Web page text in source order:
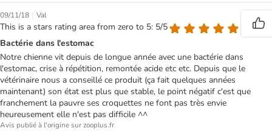
09/11/18 | Val
This is a stars rating area from zero to 5: 5/5
Bactérie dans l'estomac
Notre chienne vit depuis de longue année avec une bactérie dans
l'estomac, crise à répétition, remontée acide etc etc. Depuis que le
vétérinaire nous a conseillé ce produit (ça fait quelques années
maintenant) son état est plus que stable, le point négatif c'est que
franchement la pauvre ses croquettes ne font pas très envie
heureusement elle n'est pas difficile ^^
Avis publié à l'origine sur zooplus.fr